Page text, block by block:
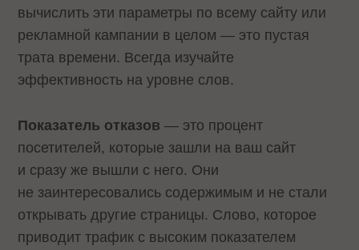
вычислить эти параметры по всему сайту или
рекламной кампании в целом — это пустая
трата времени. Всегда изучайте
эффективность на уровне слов.
Показатель отказов — это процент
посетителей, которые зашли на ваш сайт
и сразу же вышли с него. Они
не заинтересовались содержимым и не стали
открывать другие страницы. Слово, которое
приводит трафик с высоким показателем